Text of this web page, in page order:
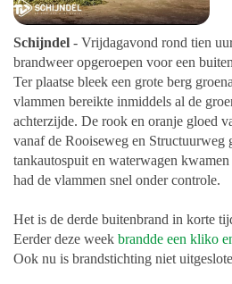
Schijndel - Vrijdagavond rond tien
brandweer opgeroepen voor een
Ter plaatse bleek een grote berg
vlammen bereikte inmiddels al de
achterzijde. De rook en oranje gloed
vanaf de Rooiseweg en Structuurweg
tankautospuit en waterwagen kwamen
had de vlammen snel onder controle.
Het is de derde buitenbrand in korte
Eerder deze week brandde een kliko
Ook nu is brandstichting niet